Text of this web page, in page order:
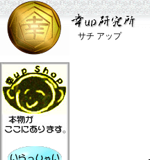
サチ アップ